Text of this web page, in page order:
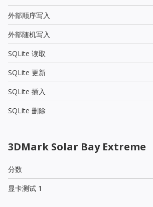
外部顺序写入
外部随机写入
SQLite 读取
SQLite 更新
SQLite 插入
SQLite 删除
3DMark Solar Bay Extreme
分数
显卡测试 1